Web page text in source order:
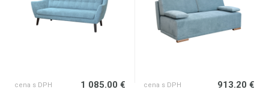
cena s DPH 1 085.00 € cena s DPH 913.20 €